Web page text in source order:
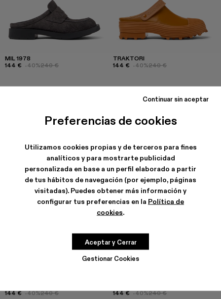
Preferencias de cookies
Utilizamos cookies propias y de terceros para fines
analíticos y para mostrarte publicidad
personalizada en base a un perfil elaborado a partir
de tus hábitos de navegación (por ejemplo, páginas
visitadas). Puedes obtener más información y
configurar tus preferencias en la Política de
cookies.
Gestionar Cookies
Continuar sin aceptar
Aceptar y Cerrar
MIL 1978
144 € -40%240 €
TRAKTORI
144 € -40%240 €
144 € -40%240 €
144 € -40%240 €